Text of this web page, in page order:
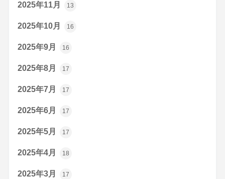
2025年11月 13
2025年10月 16
2025年9月 16
2025年8月 17
2025年7月 17
2025年6月 17
2025年5月 17
2025年4月 18
2025年3月 17